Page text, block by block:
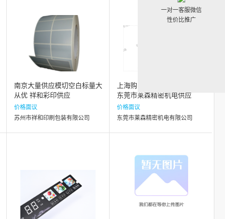
南京大量供应模切空白标量大
从优 祥和彩印供应
价格面议
苏州市祥和印刷包装有限公司
上海购买纠偏调试 原装产品
东莞市莱森精密机电供应
价格面议
东莞市莱森精密机电有限公司
一对一客服微信
性价比推广